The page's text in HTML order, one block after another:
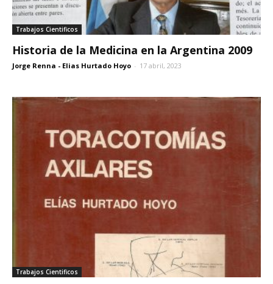
Trabajos Cientificos
Historia de la Medicina en la Argentina 2009
Jorge Renna - Elias Hurtado Hoyo - 17 abril, 2023
Trabajos Cientificos